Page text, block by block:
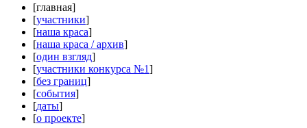
[главная]
[участники]
[наша краса]
[наша краса / архив]
[один взгляд]
[участники конкурса №1]
[без границ]
[события]
[даты]
[о проекте]